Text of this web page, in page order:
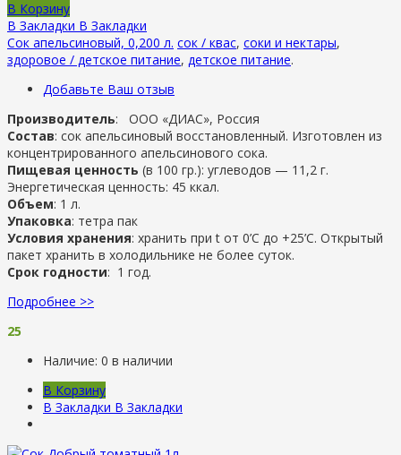
В Корзину
В Закладки В Закладки
Сок апельсиновый, 0,200 л. сок / квас, соки и нектары,
здоровое / детское питание, детское питание.
Добавьте Ваш отзыв
Производитель: ООО «ДИАС», Россия
Состав: сок апельсиновый восстановленный. Изготовлен из
концентрированного апельсинового сока.
Пищевая ценность (в 100 гр.): углеводов — 11,2 г.
Энергетическая ценность: 45 ккал.
Объем: 1 л.
Упаковка: тетра пак
Условия хранения: хранить при t от 0’C до +25’C. Открытый
пакет хранить в холодильнике не более суток.
Срок годности: 1 год.
Подробнее >>
25
Наличие: 0 в наличии
В Корзину
В Закладки В Закладки